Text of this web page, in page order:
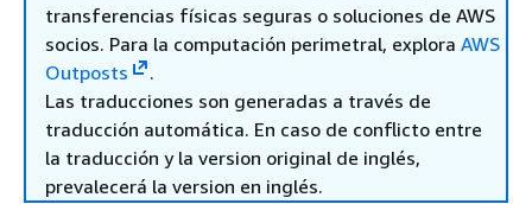
transferencias físicas seguras o soluciones de AWS
socios. Para la computación perimetral, explora AWS
Outposts
.
Las traducciones son generadas a través de
traducción automática. En caso de conflicto entre
la traducción y la version original de inglés,
prevalecerá la version en inglés.